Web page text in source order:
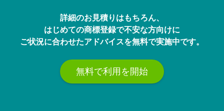
詳細のお見積りはもちろん、
はじめての商標登録で不安な方向けに
ご状況に合わせたアドバイスを無料で実施中です。
無料で利用を開始